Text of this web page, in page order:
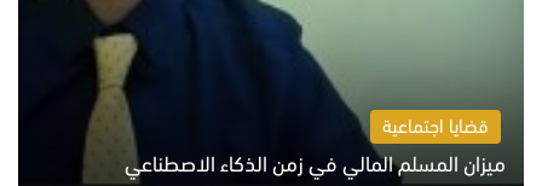
قضايا اجتماعية
ميزان المسلم المالي في زمن الذكاء الاصطناعي